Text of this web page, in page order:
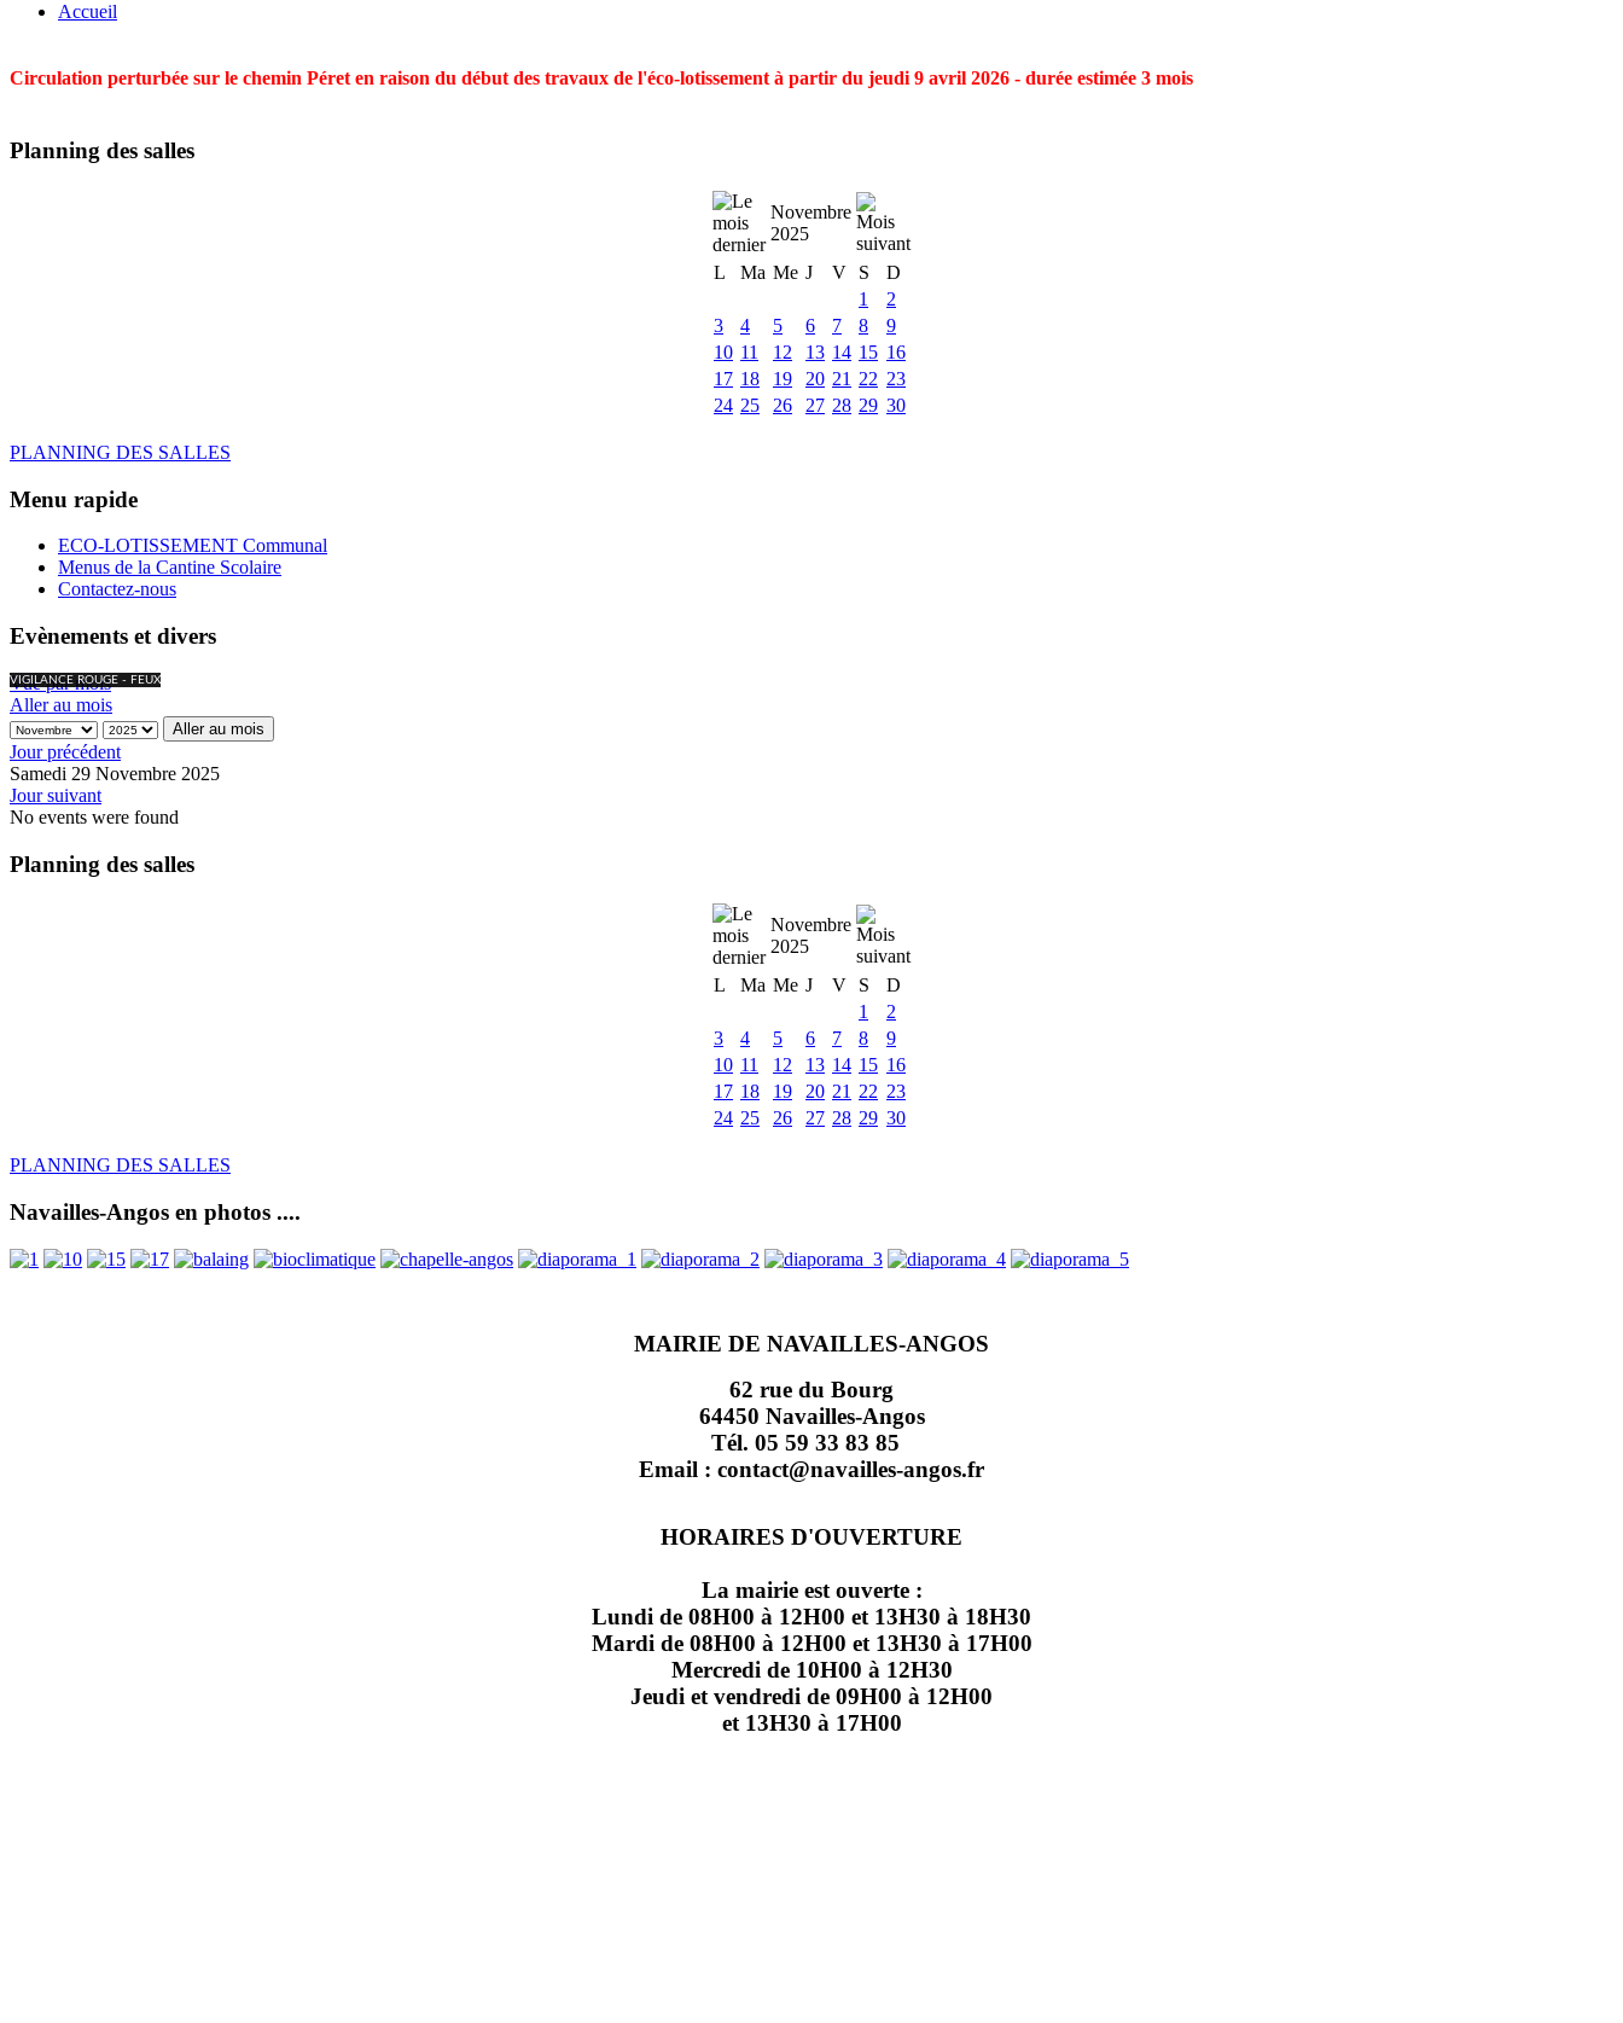
Accueil
Circulation perturbée sur le chemin Péret en raison du début des travaux de l'éco-lotissement à partir du jeudi 9 avril 2026 - durée estimée 3 mois
Planning des salles
Novembre
2025
L
Ma Me J V S
D
1
2
3
4 5 6 7 8
9
10 11 12 13 14 15 16
17 18 19 20 21 22 23
24 25 26 27 28 29 30
PLANNING DES SALLES
Menu rapide
ECO-LOTISSEMENT Communal
Menus de la Cantine Scolaire
Contactez-nous
Evènements et divers
VIGILANCE ROUGE - FEUX
Vue par mois
Aller au mois
Aller au mois
Jour précédent
Samedi 29 Novembre 2025
Jour suivant
No events were found
Planning des salles
Novembre
2025
L
Ma Me J V S
D
1
2
3
4 5 6 7 8
9
10 11 12 13 14 15 16
17 18 19 20 21 22 23
24 25 26 27 28 29 30
PLANNING DES SALLES
Navailles-Angos en photos ....
MAIRIE DE NAVAILLES-ANGOS
62 rue du Bourg
64450 Navailles-Angos
Tél. 05 59 33 83 85
Email : contact@navailles-angos.fr
HORAIRES D'OUVERTURE
La mairie est ouverte :
Lundi de 08H00 à 12H00 et 13H30 à 18H30
Mardi de 08H00 à 12H00 et 13H30 à 17H00
Mercredi de 10H00 à 12H30
Jeudi et vendredi de 09H00 à 12H00
et 13H30 à 17H00